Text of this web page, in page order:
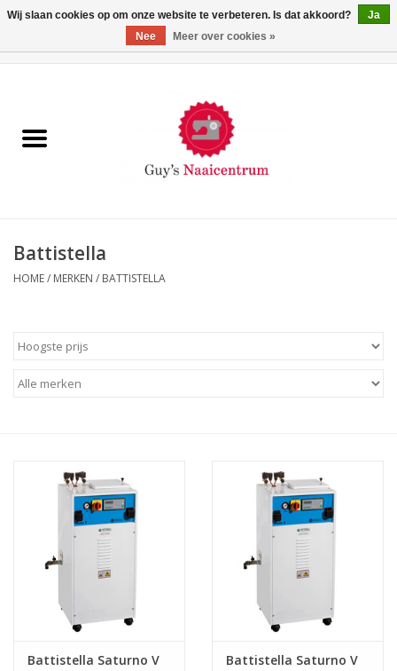
Machines
Paspoppen
Opbergsystemen
Breien en haken
Battistella
HOME/ MERKEN / BATTISTELLA
Battistella Saturno V
Battistella Saturno V
Wij slaan cookies op om onze website te verbeteren. Is dat akkoord?
Ja
Nee
Meer over cookies »